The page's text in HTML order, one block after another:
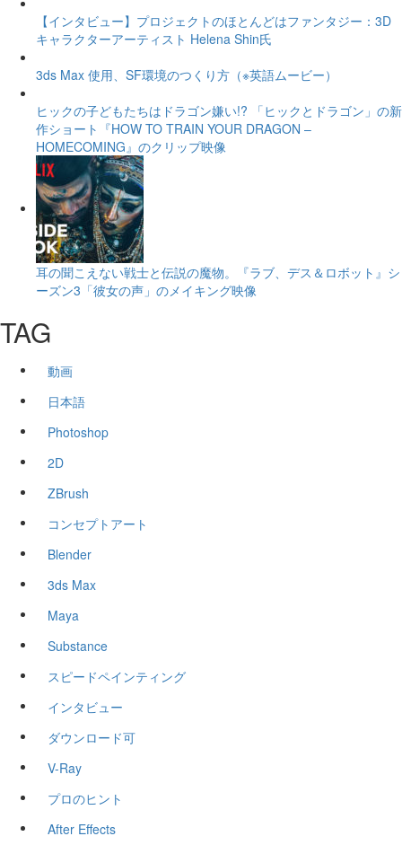
【インタビュー】プロジェクトのほとんどはファンタジー：3D
キャラクターアーティスト Helena Shin氏
3ds Max 使用、SF環境のつくり方（※英語ムービー）
ヒックの子どもたちはドラゴン嫌い!? 「ヒックとドラゴン」の新
作ショート『HOW TO TRAIN YOUR DRAGON –
HOMECOMING』のクリップ映像
耳の聞こえない戦士と伝説の魔物。『ラブ、デス＆ロボット』シ
ーズン3「彼女の声」のメイキング映像
TAG
動画
日本語
Photoshop
2D
ZBrush
コンセプトアート
Blender
3ds Max
Maya
Substance
スピードペインティング
インタビュー
ダウンロード可
V-Ray
プロのヒント
After Effects